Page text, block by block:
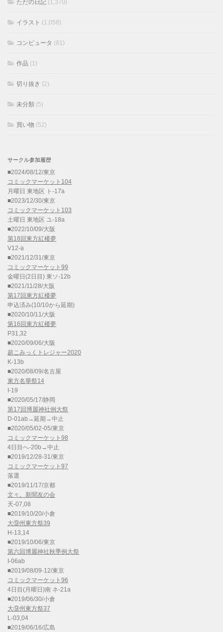
ただの日記 (1,370)
イラスト (1,058)
コンピュータ (81)
作品 (1)
切り抜き (2)
未分類 (5)
買い物 (52)
サークル参加履歴
■2024/08/12/東京
コミックマーケット104
月曜日 東地区 ト-17a
■2023/12/30/東京
コミックマーケット103
土曜日 東地区 ユ-18a
■2022/10/09/大阪
第18回東方紅楼夢
V12-a
■2021/12/31/東京
コミックマーケット99
金曜日(2日目) 東ソ-12b
■2021/11/28/大阪
第17回東方紅楼夢
申込済み(10/10から延期)
■2020/10/11/大阪
第16回東方紅楼夢
P31,32
■2020/09/06/大阪
超こみっくトレジャー2020
K-13b
■2020/08/09/名古屋
東方名華祭14
I-19
■2020/05/17/静岡
第17回博麗神社例大祭
D-01ab→延期→中止
■2020/05/02-05/東京
コミックマーケット98
4日目へ-20b→中止
■2019/12/28-31/東京
コミックマーケット97
落選
■2019/11/17/京都
文々。新聞友の会
天-07,08
■2019/10/20/小倉
大⑨州東方祭39
H-13,14
■2019/10/06/東京
第六回博麗神社秋季例大祭
I-06ab
■2019/08/09-12/東京
コミックマーケット96
4日目(月曜日)南 ネ-21a
■2019/06/30/小倉
大⑨州東方祭37
L-03,04
■2019/06/16/広島